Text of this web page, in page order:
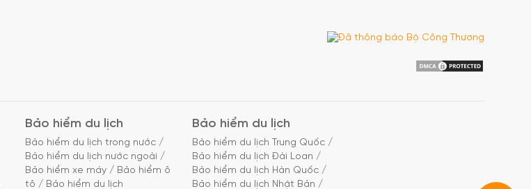
Bảo hiểm du lịch
Bảo hiểm du lịch trong nước /
Bảo hiểm du lịch nước ngoài /
Bảo hiểm xe máy / Bảo hiểm ô
tô / Bảo hiểm du lịch
Bảo hiểm du lịch
Bảo hiểm du lịch Trung Quốc /
Bảo hiểm du lịch Đài Loan /
Bảo hiểm du lịch Hàn Quốc /
Bảo hiểm du lịch Nhật Bản /